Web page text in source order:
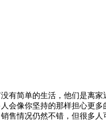
有简单的生活，他们是离
会像你坚持的那样担心更
售情况仍然不错，但很多人